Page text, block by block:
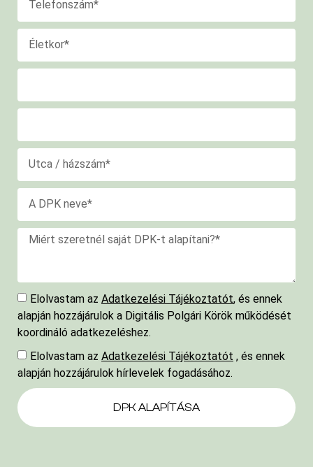
Elolvastam az Adatkezelési Tájékoztatót, és ennek
alapján hozzájárulok a Digitális Polgári Körök működését
koordináló adatkezeléshez.
Elolvastam az Adatkezelési Tájékoztatót , és ennek
alapján hozzájárulok hírlevelek fogadásához.
DPK ALAPÍTÁSA